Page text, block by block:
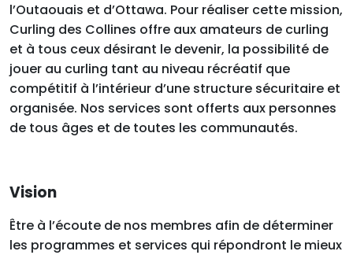
l’Outaouais et d’Ottawa. Pour réaliser cette mission,
Curling des Collines offre aux amateurs de curling
et à tous ceux désirant le devenir, la possibilité de
jouer au curling tant au niveau récréatif que
compétitif à l’intérieur d’une structure sécuritaire et
organisée. Nos services sont offerts aux personnes
de tous âges et de toutes les communautés.
Vision
Être à l’écoute de nos membres afin de déterminer
les programmes et services qui répondront le mieux